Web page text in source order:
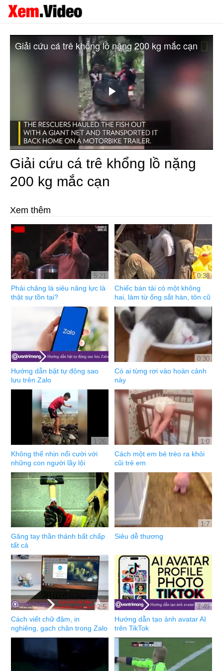
Play
Video
Giải cứu cá trê khổng lồ nặng 200 kg mắc cạn
Giải cứu cá trê khổng lồ nặng
200 kg mắc cạn
Xem thêm
5:21
Phải chăng là siêu năng lực là
thật sự tồn tại?
0:38
Chiếc bán tải có một không
hai, làm từ ống sắt hàn, tôn cũ
Hướng dẫn bật tự động sao
lưu trên Zalo
0:30
Có ai từng rơi vào hoàn cảnh
này
1:26
Không thể nhịn nổi cười với
những con người lầy lội
1:0
Cách một em bé trèo ra khỏi
cũi trẻ em
Găng tay thần thánh bất chấp
tất cả
1:7
Siêu dễ thương
2:5
Cách viết chữ đậm, in
nghiêng, gạch chân trong Zalo
1:49
Hướng dẫn tạo ảnh avatar AI
trên TikTok